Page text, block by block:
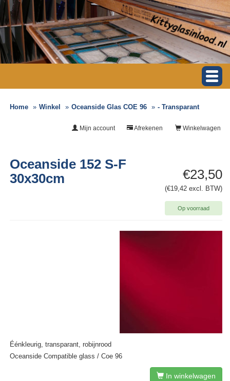
Home Winkel Oceanside Glas COE 96 - Transparant
Winkelwagen
Afrekenen
Mijn account
€23,50
(€19,42 excl. BTW)
Op voorraad
Oceanside 152 S-F
30x30cm
Éénkleurig, transparant, robijnrood
Oceanside Compatible glass / Coe 96
In winkelwagen